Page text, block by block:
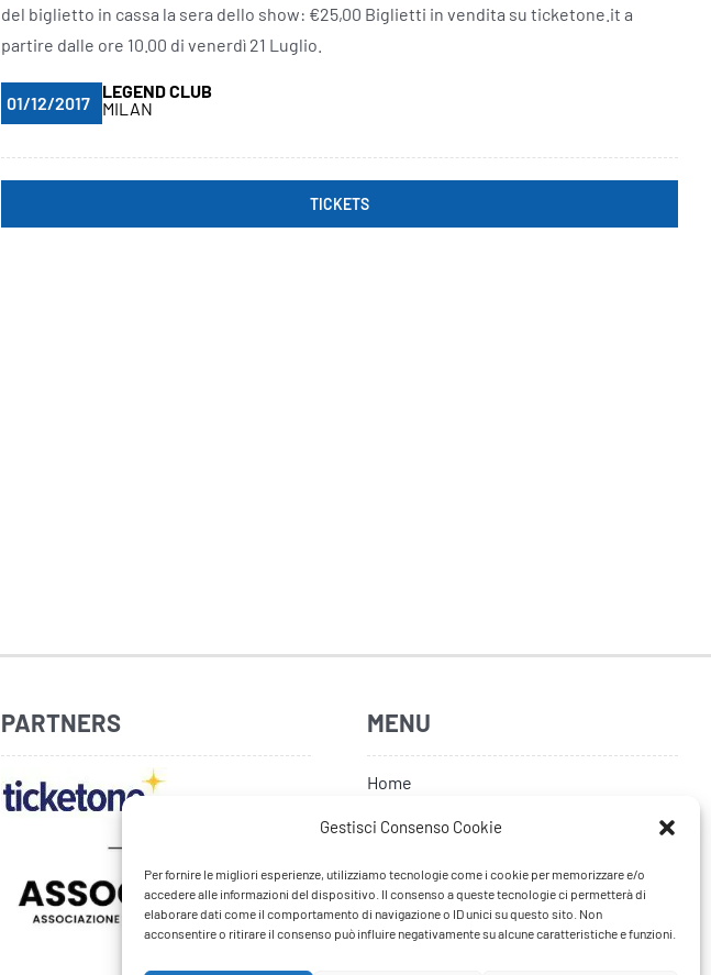
Gestisci Consenso Cookie
Per fornire le migliori esperienze, utilizziamo tecnologie come i cookie per memorizzare e/o
accedere alle informazioni del dispositivo. Il consenso a queste tecnologie ci permetterà di
elaborare dati come il comportamento di navigazione o ID unici su questo sito. Non
acconsentire o ritirare il consenso può influire negativamente su alcune caratteristiche e funzioni.
del biglietto in cassa la sera dello show: €25,00 Biglietti in vendita su ticketone.it a
partire dalle ore 10.00 di venerdì 21 Luglio.
01/12/2017
LEGEND CLUB
MILAN
TICKETS
PARTNERS MENU
Home
Artisti
Tour